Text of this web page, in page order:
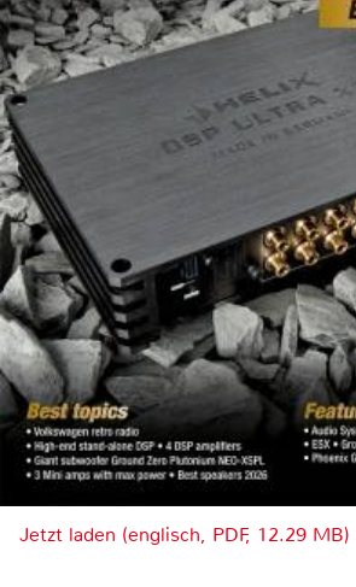
Jetzt laden (englisch, PDF, 12.29 MB)